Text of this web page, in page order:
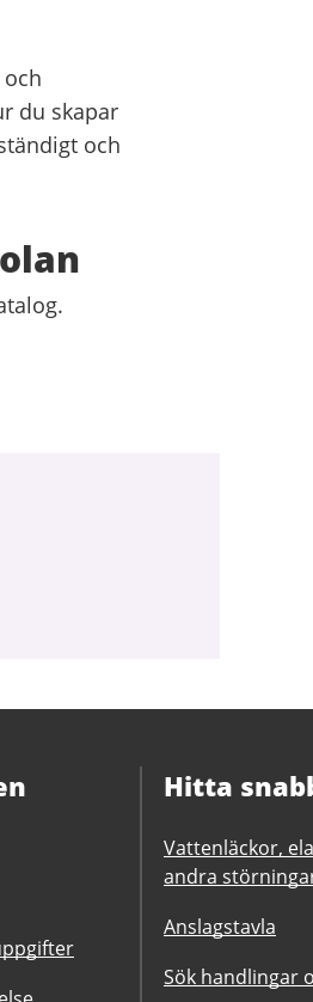
du skapar
och
Hitta
Vattenläckor,
andra
Anslagstavla
Sök handlingar